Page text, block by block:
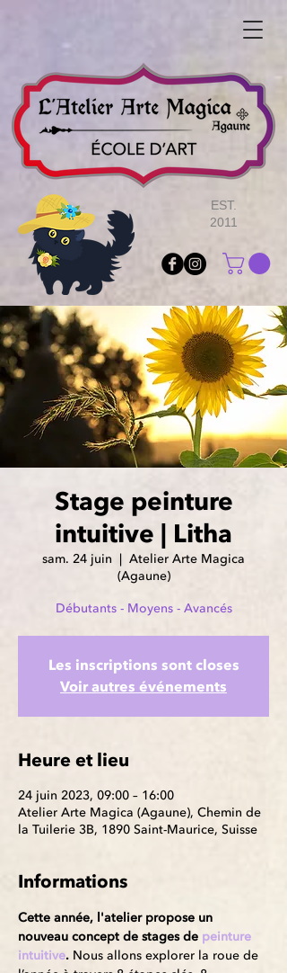
EST.
2011
Stage peinture
intuitive | Litha
sam. 24 juin
  |
Atelier Arte Magica
(Agaune)
Débutants - Moyens - Avancés
Les inscriptions sont closes
Voir autres événements
Heure et lieu
24 juin 2023, 09:00 – 16:00
Atelier Arte Magica (Agaune), Chemin de
la Tuilerie 3B, 1890 Saint-Maurice, Suisse
Informations
Cette année, l'atelier propose un
nouveau concept de stages de peinture
intuitive. Nous allons explorer la roue de